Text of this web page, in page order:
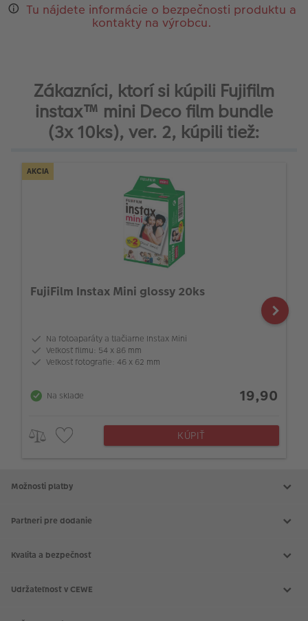
Tu nájdete informácie o bezpečnosti produktu a
kontakty na výrobcu.
Zákazníci, ktorí si kúpili Fujifilm
instax™ mini Deco film bundle
(3x 10ks), ver. 2, kúpili tiež:
AKCIA
FujiFilm Instax Mini glossy 20ks
Na fotoaparáty a tlačiarne Instax Mini
Veľkosť filmu: 54 x 86 mm
Veľkosť fotografie: 46 x 62 mm
Na sklade 19,90
KÚPIŤ
Možnosti platby
Partneri pre dodanie
Kvalita a bezpečnosť
Udržateľnosť v CEWE